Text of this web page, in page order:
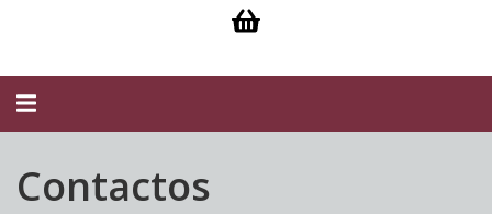
Alternar
Contactos